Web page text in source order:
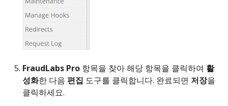
FraudLabs Pro 항목을 찾아 해당 항목을 클릭하여 활
성화한 다음 편집 도구를 클릭합니다. 완료되면 저장을
클릭하세요.